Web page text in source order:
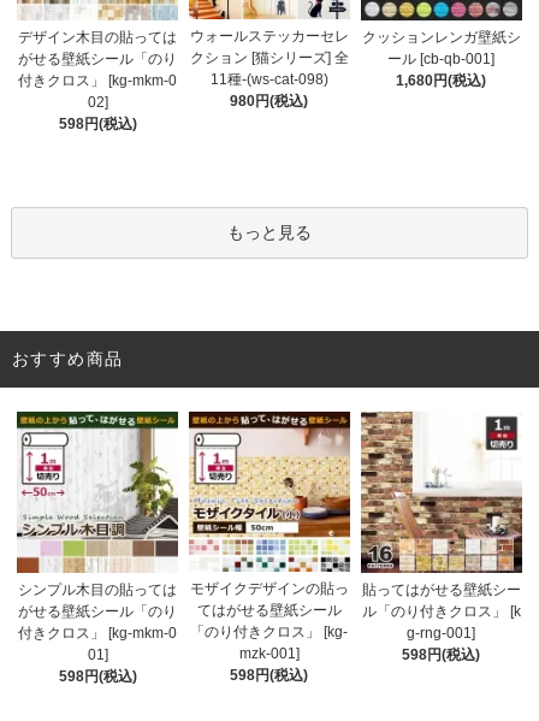
デザイン木目の貼っては
がせる壁紙シール「のり
付きクロス」 [kg-mkm-0
02]
598円(税込)
ウォールステッカーセレ
クション [猫シリーズ] 全
11種-(ws-cat-098)
980円(税込)
クッションレンガ壁紙シ
ール [cb-qb-001]
1,680円(税込)
もっと見る
おすすめ商品
シンプル木目の貼っては
がせる壁紙シール「のり
付きクロス」 [kg-mkm-0
01]
598円(税込)
モザイクデザインの貼っ
てはがせる壁紙シール
「のり付きクロス」 [kg-
mzk-001]
598円(税込)
貼ってはがせる壁紙シー
ル「のり付きクロス」 [k
g-rng-001]
598円(税込)